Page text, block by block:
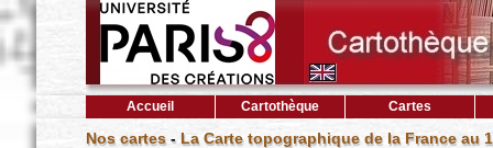
Accueil Cartothèque Cartes
Nos cartes- La Carte topographique de la France au